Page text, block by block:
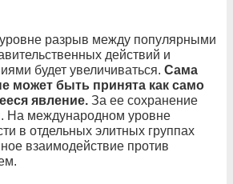
разрыв между популярными
действий и
будет увеличиваться. Сама
может быть принята как само
явление. За ее сохранение
На международном уровне
в отдельных элитных группах
взаимодействие против